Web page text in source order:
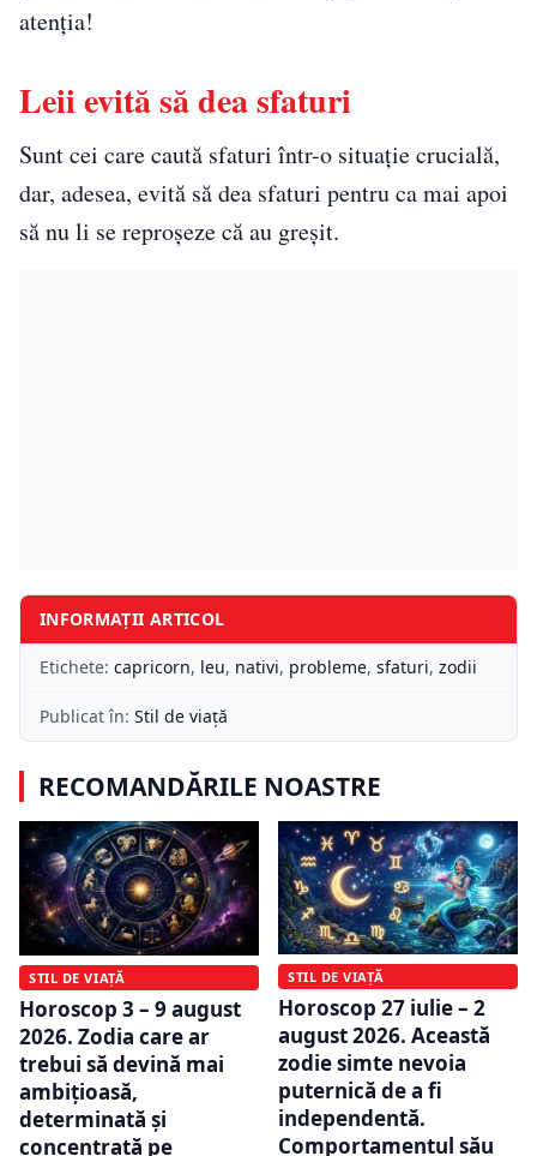
atenția!
Leii evită să dea sfaturi
Sunt cei care caută sfaturi într-o situație crucială,
dar, adesea, evită să dea sfaturi pentru ca mai apoi
să nu li se reproșeze că au greșit.
INFORMAȚII ARTICOL
Etichete: capricorn, leu, nativi, probleme, sfaturi, zodii
Publicat în: Stil de viață
RECOMANDĂRILE NOASTRE
STIL DE VIAȚĂ
Horoscop 3 – 9 august
2026. Zodia care ar
trebui să devină mai
ambițioasă,
determinată și
concentrată pe
STIL DE VIAȚĂ
Horoscop 27 iulie – 2
august 2026. Această
zodie simte nevoia
puternică de a fi
independentă.
Comportamentul său